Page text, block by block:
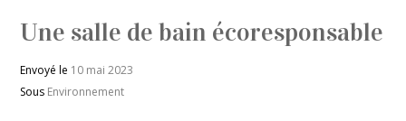
Une salle de bain écoresponsable
Envoyé le 10 mai 2023
Sous Environnement